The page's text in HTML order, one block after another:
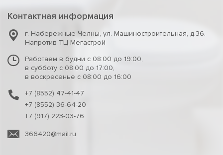
Контактная информация
г. Набережные Челны, ул. Машиностроительная, д.36.
Напротив ТЦ Мегастрой
Работаем в будни с 08:00 до 19:00,
в субботу с 08:00 до 17:00,
в воскресенье с 08:00 до 16:00
+7 (8552) 47-41-47
+7 (8552) 36-64-20
+7 (917) 223-03-76
366420@mail.ru